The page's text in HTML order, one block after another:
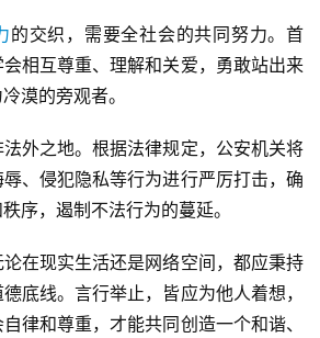
的交织，需要全社会的共同努力。首
相互尊重、理解和关爱，勇敢站出来
漠的旁观者。
外之地。根据法律规定，公安机关将
、侵犯隐私等行为进行严厉打击，确
序，遏制不法行为的蔓延。
在现实生活还是网络空间，都应秉持
底线。言行举止，皆应为他人着想，
律和尊重，才能共同创造一个和谐、